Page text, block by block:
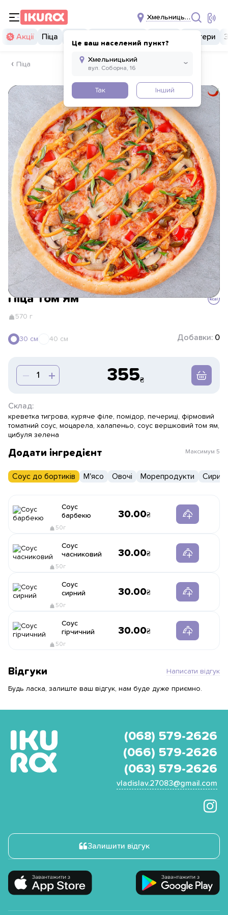
Хмельницький
Це ваш населений пункт?
Так Інший
Акції Піца Бургери
Піца
Піца Том Ям
570 г
30 см 40 см Добавки: 0
355
Склад:
креветка тигрова, куряче філе, помідор, печериці, фірмовий
томатний соус, моцарела, халапеньо, соус вершковий том ям,
цибуля зелена
Додати інгредієнт Максимум 5
Соус до бортиків М'ясо Овочі Морепродукти Сири
Соус
барбекю
50г
30.00
Соус
часниковий
50г
30.00
Соус
сирний
50г
30.00
Соус
гірчичний
50г
30.00
Відгуки Написати відгук
Будь ласка, залиште ваш відгук, нам буде дуже приємно.
(068) 579-2626
(066) 579-2626
(063) 579-2626
vladislav.27083@gmail.com
Залишити відгук